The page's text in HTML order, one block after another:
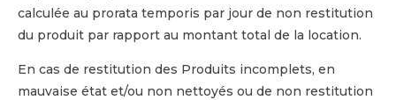
calculée au prorata temporis par jour de non restitution
du produit par rapport au montant total de la location.
En cas de restitution des Produits incomplets, en
mauvaise état et/ou non nettoyés ou de non restitution